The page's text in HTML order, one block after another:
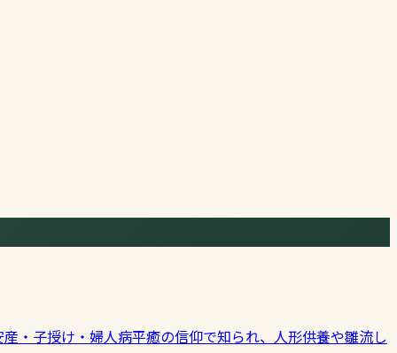
・子授け・婦人病平癒の信仰で知られ、人形供養や雛流し